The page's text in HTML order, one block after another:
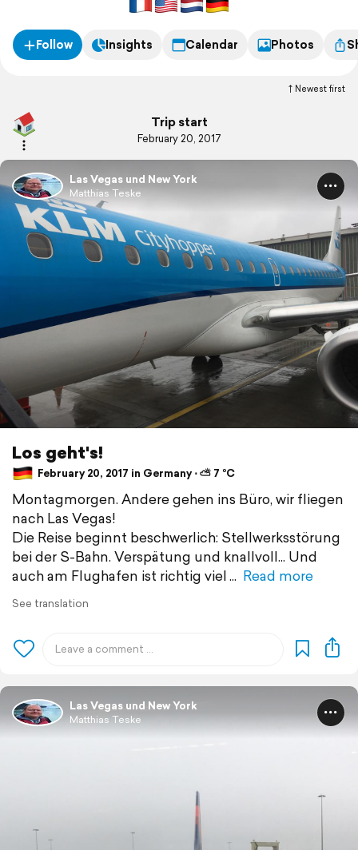
Follow Insights Calendar Photos
Newest first
Trip start
February 20, 2017
Las Vegas und New York
Matthias Teske
Los geht's!
February 20, 2017 in Germany ⋅ ⛅ 7 °C
Montagmorgen. Andere gehen ins Büro, wir fliegen
nach Las Vegas!
Die Reise beginnt beschwerlich: Stellwerksstörung
bei der S-Bahn. Verspätung und knallvoll... Und
auch am Flughafen ist richtig viel
Read more
See translation
Las Vegas und New York
Matthias Teske